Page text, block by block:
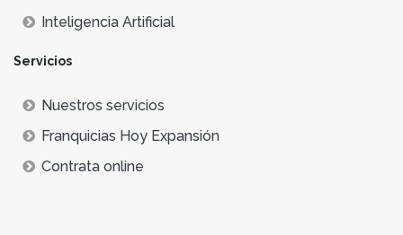
Inteligencia Artificial
Servicios
Nuestros servicios
Franquicias Hoy Expansión
Contrata online